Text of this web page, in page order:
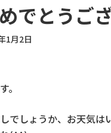
でとうご
1月2日
。
でしょうか、お天気